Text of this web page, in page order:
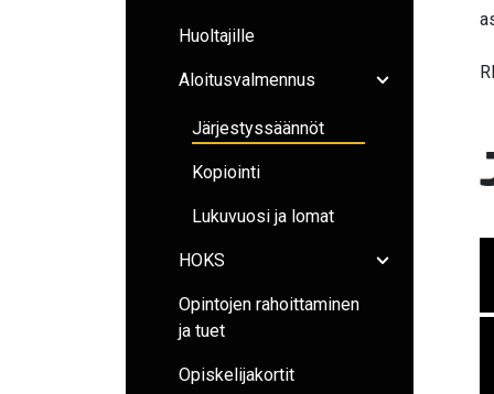
Huoltajille
Aloitusvalmennus
Järjestyssäännöt
Kopiointi
Lukuvuosi ja lomat
HOKS
Opintojen rahoittaminen
ja tuet
Opiskelijakortit